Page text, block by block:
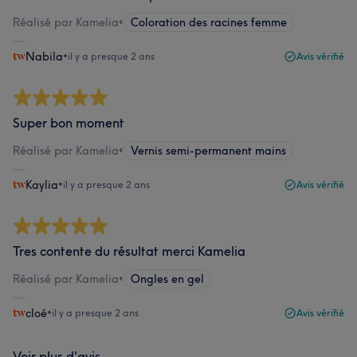
Réalisé par Kamelia• Coloration des racines femme
Nabila•il y a presque 2 ans Avis vérifié
Super bon moment
Réalisé par Kamelia• Vernis semi-permanent mains
Kaylia•il y a presque 2 ans Avis vérifié
Tres contente du résultat merci Kamelia
Réalisé par Kamelia• Ongles en gel
cloé•il y a presque 2 ans Avis vérifié